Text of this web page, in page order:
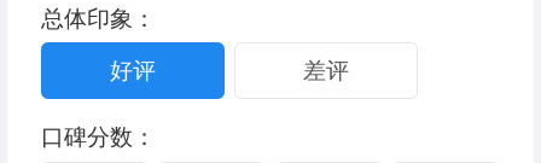
总体印象：
好评 差评
口碑分数：